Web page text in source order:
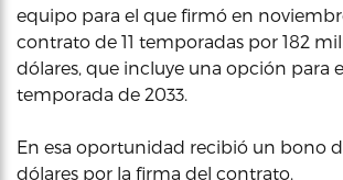
equipo para el que firmó en
contrato de 11 temporadas por 182
dólares, que incluye una opción para
temporada de 2033.
En esa oportunidad recibió un bono
dólares por la firma del contrato.